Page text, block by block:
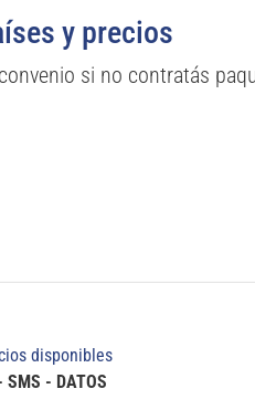
y precios
si no contratás
disponibles
SMS - DATOS